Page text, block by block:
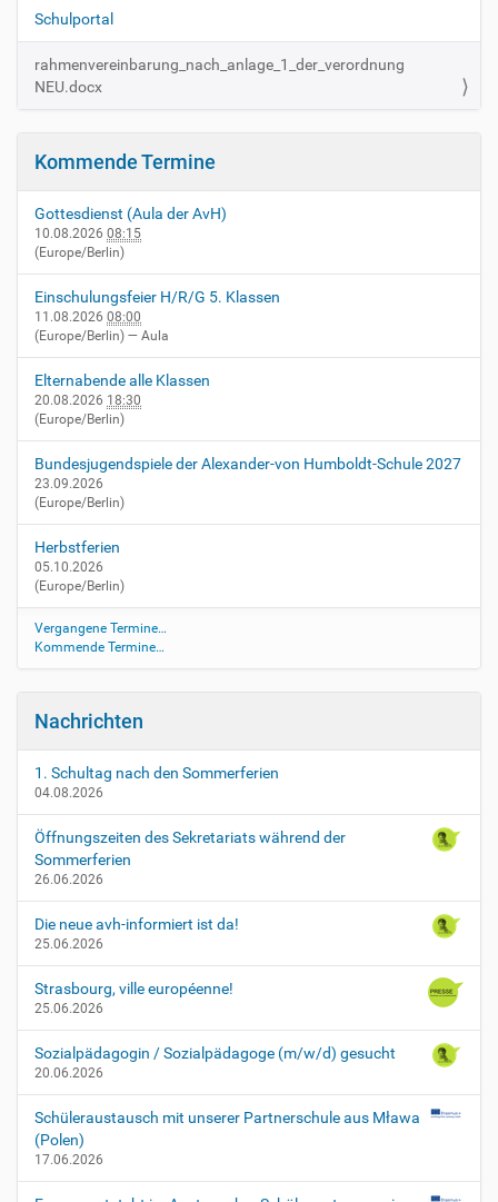
Schulportal
rahmenvereinbarung_nach_anlage_1_der_verordnung
NEU.docx
Kommende Termine
Gottesdienst (Aula der AvH)
10.08.2026 08:15
(Europe/Berlin)
Einschulungsfeier H/R/G 5. Klassen
11.08.2026 08:00
(Europe/Berlin) — Aula
Elternabende alle Klassen
20.08.2026 18:30
(Europe/Berlin)
Bundesjugendspiele der Alexander-von Humboldt-Schule 2027
23.09.2026
(Europe/Berlin)
Herbstferien
05.10.2026
(Europe/Berlin)
Vergangene Termine…
Kommende Termine…
Nachrichten
1. Schultag nach den Sommerferien
04.08.2026
Öffnungszeiten des Sekretariats während der
Sommerferien
26.06.2026
Die neue avh-informiert ist da!
25.06.2026
Strasbourg, ville européenne!
25.06.2026
Sozialpädagogin / Sozialpädagoge (m/w/d) gesucht
20.06.2026
Schüleraustausch mit unserer Partnerschule aus Mława
(Polen)
17.06.2026